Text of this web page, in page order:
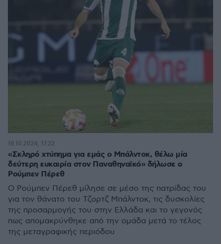
«Σκληρό χτύπημα για εμάς ο Μπάλντοκ, θέλω μία
δεύτερη ευκαιρία στον Παναθηναϊκό» δήλωσε ο
Ρούμπεν Πέρεθ
Ο Ρούμπεν Πέρεθ μίλησε σε μέσο της πατρίδας του
για τον θάνατο του Τζορτζ Μπάλντοκ, τις δυσκολίες
της προσαρμογής του στην Ελλάδα και το γεγονός
πως απομακρύνθηκε από την ομάδα μετά το τέλος
της μεταγραφικής περιόδου
18.10.2024, 17:22